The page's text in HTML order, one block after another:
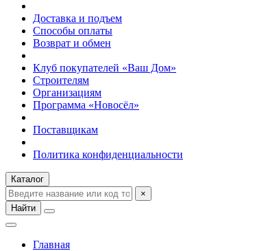
Доставка и подъем
Способы оплаты
Возврат и обмен
Клуб покупателей «Ваш Дом»
Строителям
Организациям
Программа «Новосёл»
Поставщикам
Политика конфиденциальности
Каталог
×
Найти
Главная